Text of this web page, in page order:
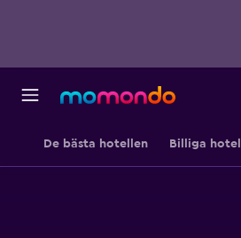
De bästa hotellen Billiga hotell